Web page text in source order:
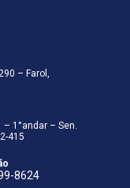
– Farol,
1°andar – Sen.
415
8624